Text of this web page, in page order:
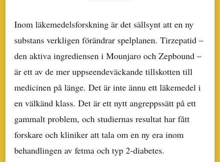
Inom läkemedelsforskning är det sällsynt att en ny
substans verkligen förändrar spelplanen. Tirzepatid –
den aktiva ingrediensen i Mounjaro och Zepbound –
är ett av de mer uppseendeväckande tillskotten till
medicinen på länge. Det är inte ännu ett läkemedel i
en välkänd klass. Det är ett nytt angreppssätt på ett
gammalt problem, och studiernas resultat har fått
forskare och kliniker att tala om en ny era inom
behandlingen av fetma och typ 2-diabetes.